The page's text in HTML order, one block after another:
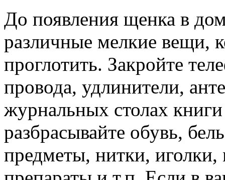
До появления щенка в
различные мелкие вещи,
проглотить. Закройте
провода, удлинители,
журнальных столах
разбрасывайте обувь,
предметы, нитки,